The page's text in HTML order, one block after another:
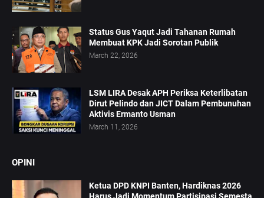
Status Gus Yaqut Jadi Tahanan Rumah
Membuat KPK Jadi Sorotan Publik
March 22, 2026
LSM LIRA Desak APH Periksa Keterlibatan
Dirut Pelindo dan JICT Dalam Pembunuhan
Aktivis Ermanto Usman
March 11, 2026
OPINI
Ketua DPD KNPI Banten, Hardiknas 2026